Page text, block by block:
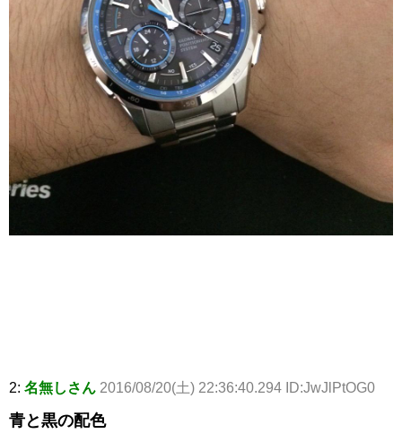
2: 名無しさん 2016/08/20(土) 22:36:40.294 ID:JwJlPtOG0
青と黒の配色